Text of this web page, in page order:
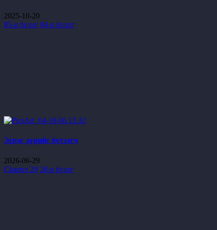
2025-10-20
85-р бүлэг 84-р бүлэг
Эсрэг дүрийг бүтээгч
2026-06-29
Chapter 29 28-р бүлэг